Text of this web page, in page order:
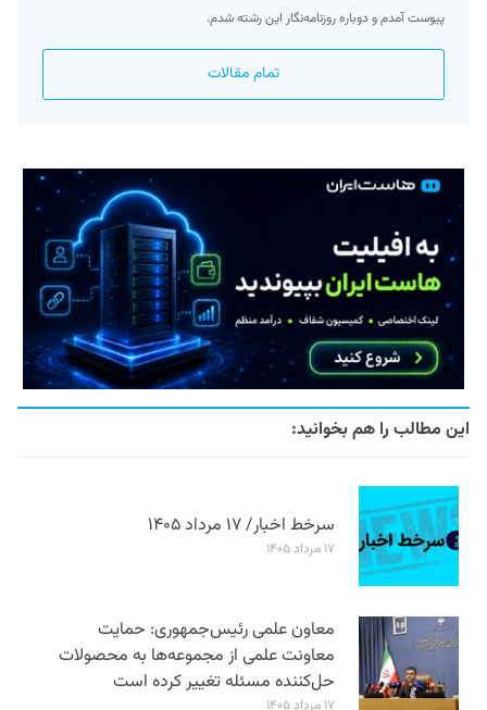
پیوست آمدم و دوباره روزنامه‌نگار این رشته شدم.
تمام مقالات
این مطالب را هم بخوانید:
سرخط اخبار/ ۱۷ مرداد ۱۴۰۵
۱۷ مرداد ۱۴۰۵
معاون علمی رئیس‌جمهوری: حمایت
معاونت علمی از مجموعه‌ها به محصولات
حل‌کننده مسئله تغییر کرده است
۱۷ مرداد ۱۴۰۵